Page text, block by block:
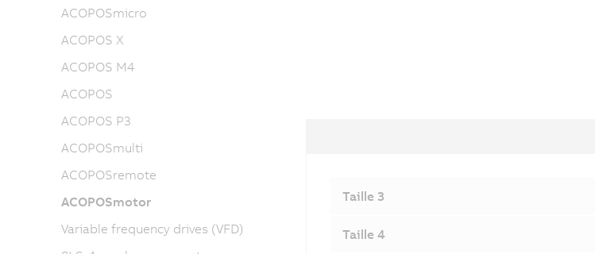
Taille 3
Taille 4
ACOPOSmicro
ACOPOS X
ACOPOS M4
ACOPOS
ACOPOS P3
ACOPOSmulti
ACOPOSremote
ACOPOSmotor
Variable frequency drives (VFD)